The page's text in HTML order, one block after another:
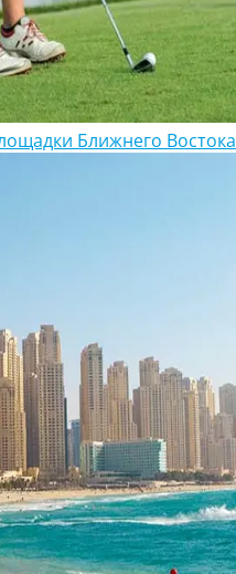
Ближнего Востока